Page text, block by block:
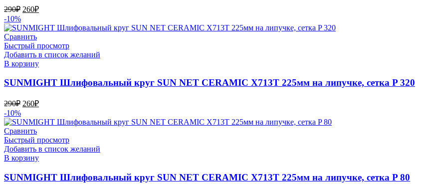
290₽ Первоначальная
составляла
290₽.
260₽Текущая
260₽.
-10%
Сравнить
Быстрый просмотр
Добавить в список желаний
В корзину
SUNMIGHT Шлифовальный круг SUN NET CERAMIC X713T 225мм на липучке, сетка P 320
290₽ Первоначальная
составляла
290₽.
260₽Текущая
260₽.
-10%
Сравнить
Быстрый просмотр
Добавить в список желаний
В корзину
SUNMIGHT Шлифовальный круг SUN NET CERAMIC X713T 225мм на липучке, сетка P 80